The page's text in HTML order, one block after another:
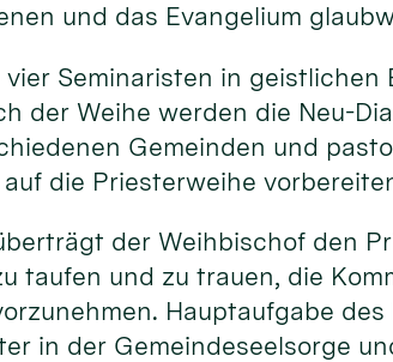
und das Evangelium
Seminaristen in geistlichen
der Weihe werden die Neu-
Gemeinden und
die Priesterweihe
der Weihbischof den
taufen und zu trauen, die
Hauptaufgabe des
in der Gemeindeseelsorge